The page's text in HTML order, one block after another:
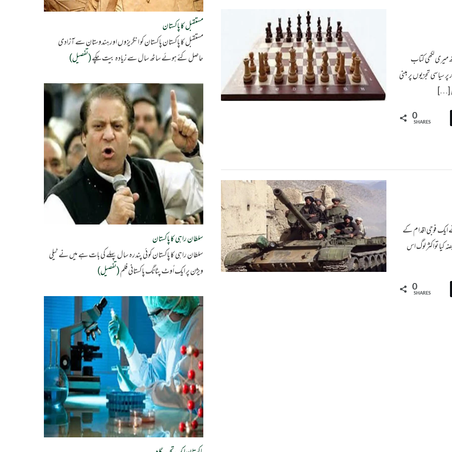
میری لکھی کتاب
طور پر سیاسی تجزیوں پر مبنی
[…]
0
SHARES
جنرل ضیاءالحق نے ایک فوجی اقدام کے
کیا تواکثر لوگ اس
0
SHARES
مستقبل کا پاکستان
مستقبل کا پاکستان پاکستان کو انگریزوں اور ہندوستان سے آزادی
حاصل کئے ہوئے ساٹھ سال سے زیادہ بیت چکے(تفصیل)
سلطان راہی کا پاکستان
سلطان راہی کا پاکستان کوئی پندرہ سال پہلے کی بات ہے میں نے ٹیلی
ویژن پر ایک اُوٹ پٹانگ پاکستانی فلم(تفصیل)